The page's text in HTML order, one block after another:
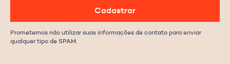
Cadastrar
Prometemos não utilizar suas informações de contato para enviar
qualquer tipo de SPAM.